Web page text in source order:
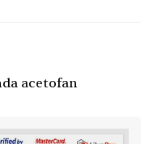
acetofan